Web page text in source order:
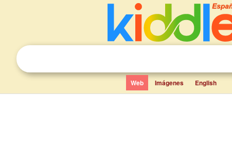
Web Imágenes English